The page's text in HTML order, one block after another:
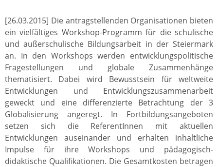
[26.03.2015] Die antragstellenden Organisationen bieten
ein vielfältiges Workshop-Programm für die schulische
und außerschulische Bildungsarbeit in der Steiermark
an. In den Workshops werden entwicklungspolitische
Fragestellungen und globale Zusammenhänge
thematisiert. Dabei wird Bewusstsein für weltweite
Entwicklungen und Entwicklungszusammenarbeit
geweckt und eine differenzierte Betrachtung der 3
Globalisierung angeregt. In Fortbildungsangeboten
setzen sich die ReferentInnen mit aktuellen
Entwicklungen auseinander und erhalten inhaltliche
Impulse für ihre Workshops und pädagogisch-
didaktische Qualifikationen. Die Gesamtkosten betragen